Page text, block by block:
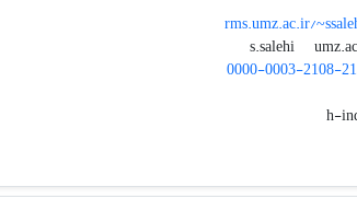
rms.umz.ac.ir/
0000-0003-2108-
h-